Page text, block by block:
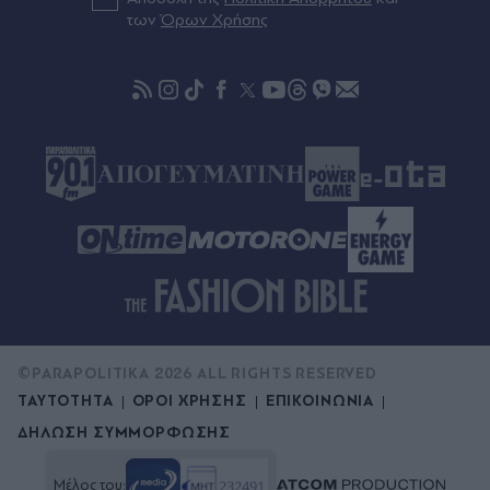
Ερευνώνται τα αίτια
τωνΌρων Χρήσης
ΤΑΥΤΟΤΗΤΑ ΟΡΟΙ ΧΡΗΣΗΣ
ΕΠΙΚΟΙΝΩΝΙΑ
ΔΗΛΩΣΗ ΣΥΜΜΟΡΦΩΣΗΣ
©PARAPOLITIKA 2026 ALL RIGHTS RESERVED
Μέλος του: